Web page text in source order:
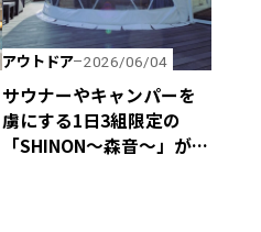
アウトドア 2026/06/04
サウナーやキャンパーを
虜にする1日3組限定の
「SHINON〜森音〜」が千